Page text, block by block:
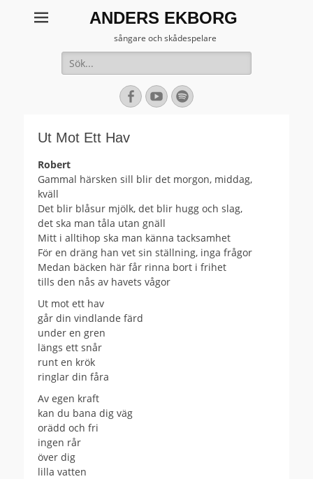
ANDERS EKBORG
sångare och skådespelare
Sök
efter:
Facebook
YouTubeSpotify
Ut Mot Ett Hav
Robert
Gammal härsken sill blir det morgon, middag,
kväll
Det blir blåsur mjölk, det blir hugg och slag,
det ska man tåla utan gnäll
Mitt i alltihop ska man känna tacksamhet
För en dräng han vet sin ställning, inga frågor
Medan bäcken här får rinna bort i frihet
tills den nås av havets vågor
Ut mot ett hav
går din vindlande färd
under en gren
längs ett snår
runt en krök
ringlar din fåra
Av egen kraft
kan du bana dig väg
orädd och fri
ingen rår
över dig
lilla vatten